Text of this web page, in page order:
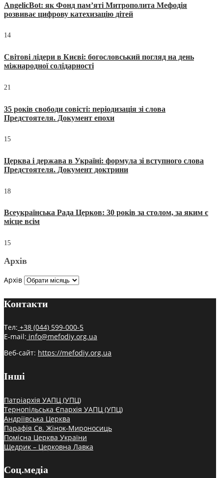
AngelicBot: як Фонд пам’яті Митрополита Мефодія
розвиває цифрову катехизацію дітей
14
Світові лідери в Києві: богословський погляд на день
міжнародної солідарності
21
35 років свободи совісті: періодизація зі слова
Предстоятеля. Документ епохи
15
Церква і держава в Україні: формула зі вступного слова
Предстоятеля. Документ доктрини
18
Всеукраїнська Рада Церков: 30 років за столом, за яким є
місце всім
15
Архів
Архів
Контакти
Тел: +38 (044) 599-000-5
E-mail: info@mefodiy.org.ua
Веб-сайт: https://mefodiy.org.ua
Інші
Патріархія УАПЦ (УПЦ)
Тернопільська Єпархія УАПЦ (УПЦ)
Андріївська Церква
Парафія Св. Жінок-Мироносиць
Помісна Церква України
Щедрик – Церковна Лавка
Соц.медіа